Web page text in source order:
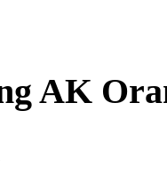
AK